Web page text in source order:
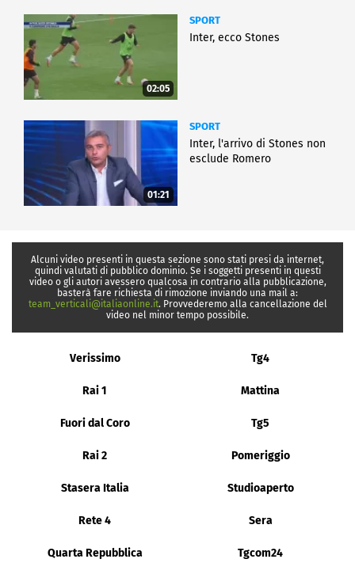
02:05
SPORT
Inter, ecco Stones
01:21
SPORT
Inter, l'arrivo di Stones non
esclude Romero
Alcuni video presenti in questa sezione sono stati presi da internet,
quindi valutati di pubblico dominio. Se i soggetti presenti in questi
video o gli autori avessero qualcosa in contrario alla pubblicazione,
basterà fare richiesta di rimozione inviando una mail a:
team_verticali@italiaonline.it. Provvederemo alla cancellazione del
video nel minor tempo possibile.
Verissimo Tg4
Rai 1 Mattina
Fuori dal Coro Tg5
Rai 2 Pomeriggio
Stasera Italia Studioaperto
Rete 4 Sera
Quarta Repubblica Tgcom24